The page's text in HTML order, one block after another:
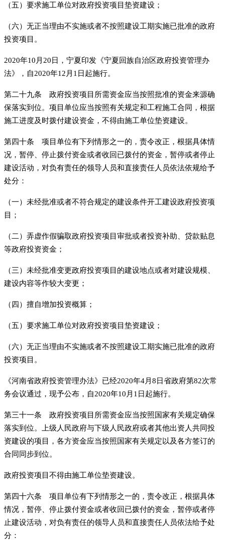
（五）要求施工单位对政府投资项目垫资建设；
（六）无正当理由不实施或者不按照建设工期实施已批准的政府
投资项目。
2020年10月20日，宁夏印发《宁夏回族自治区政府投资管理办
法》，自2020年12月1日起施行。
第二十九条 政府投资项目所需资金应当按照批准的资金来源确
保落实到位。项目单位应当按照有关规定和工程施工合同，根据
施工进度及时拨付建设资金，不得由施工单位垫资建设。
第四十条 项目单位有下列情形之一的，责令改正，根据具体情
况，暂停、停止拨付资金或者收回已拨付的资金，暂停或者停止
建设活动，对负有责任的领导人员和直接责任人员依法依规给予
处分：
（一）未经批准或者不符合规定的建设条件开工建设政府投资项
目；
（二）弄虚作假骗取政府投资项目审批或者投资补助、贷款贴息
等政府投资资金；
（三）未经批准变更政府投资项目的建设地点或者对建设规模、
建设内容等作较大变更；
（四）擅自增加投资概算；
（五）要求施工单位对政府投资项目垫资建设；
（六）无正当理由不实施或者不按照建设工期实施已批准的政府
投资项目。
《河南省政府投资管理办法》已经2020年4月8日省政府第82次常
务会议通过，现予公布，自2020年10月1日起施行。
第三十一条 政府投资项目所需资金应当按照国家有关规定确保
落实到位。上级人民政府与下级人民政府或者其他出资人共同投
资建设的项目，各方资金应当按照国家有关规定以及各方签订的
合同同步到位。
政府投资项目不得由施工单位垫资建设。
第四十六条 项目单位有下列情形之一的，责令改正，根据具体
情况，暂停、停止拨付资金或者收回已拨付的资金，暂停或者停
止建设活动，对负有责任的领导人员和直接责任人员依法给予处
分：